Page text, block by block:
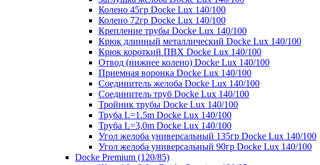
Колено 45гр Docke Lux 140/100
Колено 72гр Docke Lux 140/100
Крепление трубы Docke Lux 140/100
Крюк длинный металлический Docke Lux 140/100
Крюк короткий ПВХ Docke Lux 140/100
Отвод (нижнее колено) Docke Lux 140/100
Приемная воронка Docke Lux 140/100
Соединитель желоба Docke Lux 140/100
Соединитель труб Docke Lux 140/100
Тройник трубы Docke Lux 140/100
Труба L=1.5m Docke Lux 140/100
Труба L=3,0m Docke Lux 140/100
Угол желоба универсальный 135гр Docke Lux 140/100
Угол желоба универсальный 90гр Docke Lux 140/100
Docke Premium (120/85)